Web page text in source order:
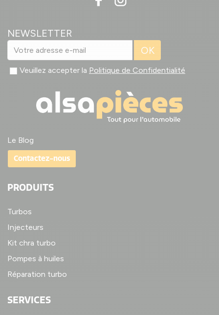
NEWSLETTER
OK
Veuillez accepter la Politique de Confidentialité
Le Blog
Contactez-nous
PRODUITS
Turbos
Injecteurs
Kit chra turbo
Pompes à huiles
Réparation turbo
SERVICES